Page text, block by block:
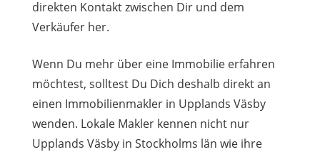
direkten Kontakt zwischen Dir und dem
Verkäufer her.
Wenn Du mehr über eine Immobilie erfahren
möchtest, solltest Du Dich deshalb direkt an
einen Immobilienmakler in Upplands Väsby
wenden. Lokale Makler kennen nicht nur
Upplands Väsby in Stockholms län wie ihre